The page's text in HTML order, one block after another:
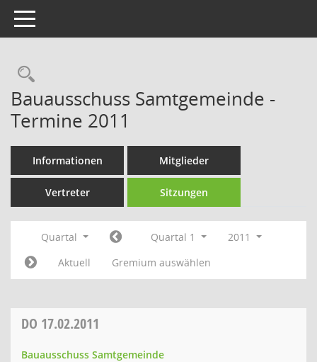
Toggle navigation
Rechercheauswahl
Bauausschuss Samtgemeinde -
Termine 2011
Informationen Mitglieder
Vertreter Sitzungen
Quartal Quartal 1
2011
Aktuell
Gremium auswählen
DO 17.02.2011
Bauausschuss Samtgemeinde